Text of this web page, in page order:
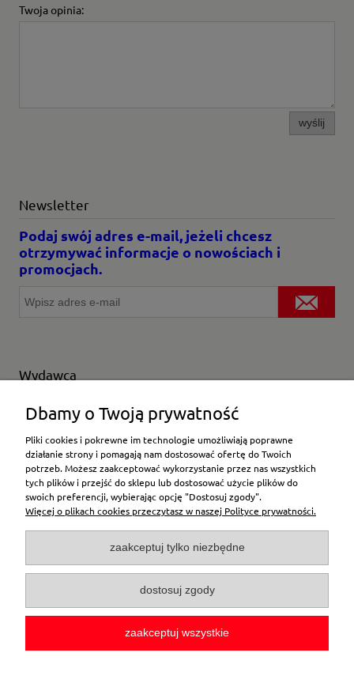
Twoja opinia:
wyślij
Newsletter
Podaj swój adres e-mail, jeżeli chcesz
otrzymywać informacje o nowościach i
promocjach.
Wydawca
Wybierz producenta
Moje konto
Płatności i dostawa
Pomoc
O firmie
Dbamy o Twoją prywatność
Pliki cookies i pokrewne im technologie umożliwiają poprawne
działanie strony i pomagają nam dostosować ofertę do Twoich
potrzeb. Możesz zaakceptować wykorzystanie przez nas wszystkich
tych plików i przejść do sklepu lub dostosować użycie plików do
swoich preferencji, wybierając opcję "Dostosuj zgody".
Więcej o plikach cookies przeczytasz w naszej Polityce prywatności.
zaakceptuj tylko niezbędne
dostosuj zgody
zaakceptuj wszystkie